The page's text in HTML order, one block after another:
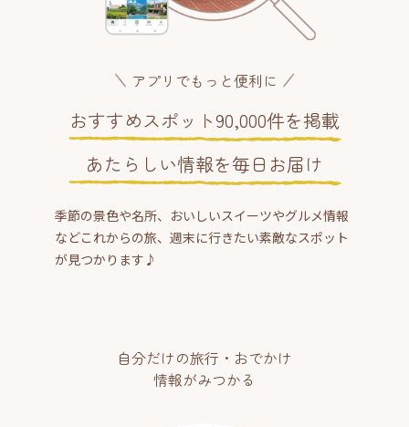
アプリでもっと便利に
おすすめスポット90,000件を掲載
あたらしい情報を毎日お届け
季節の景色や名所、おいしいスイーツやグルメ情報
などこれからの旅、週末に行きたい素敵なスポット
が見つかります♪
自分だけの旅行・おでかけ
情報がみつかる